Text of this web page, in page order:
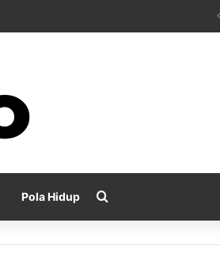
Pola Hidup